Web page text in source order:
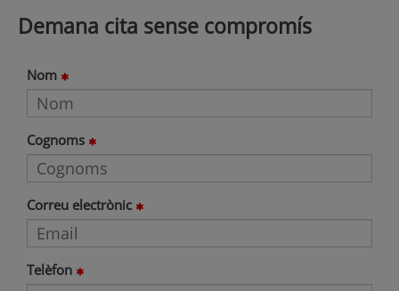
Demana cita sense compromís
Nom
Cognoms
Correu electrònic
Telèfon